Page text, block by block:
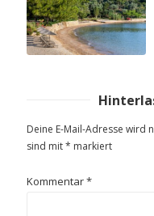
Deine E-Mail-Adresse wird
sind mit* markiert
Kommentar*